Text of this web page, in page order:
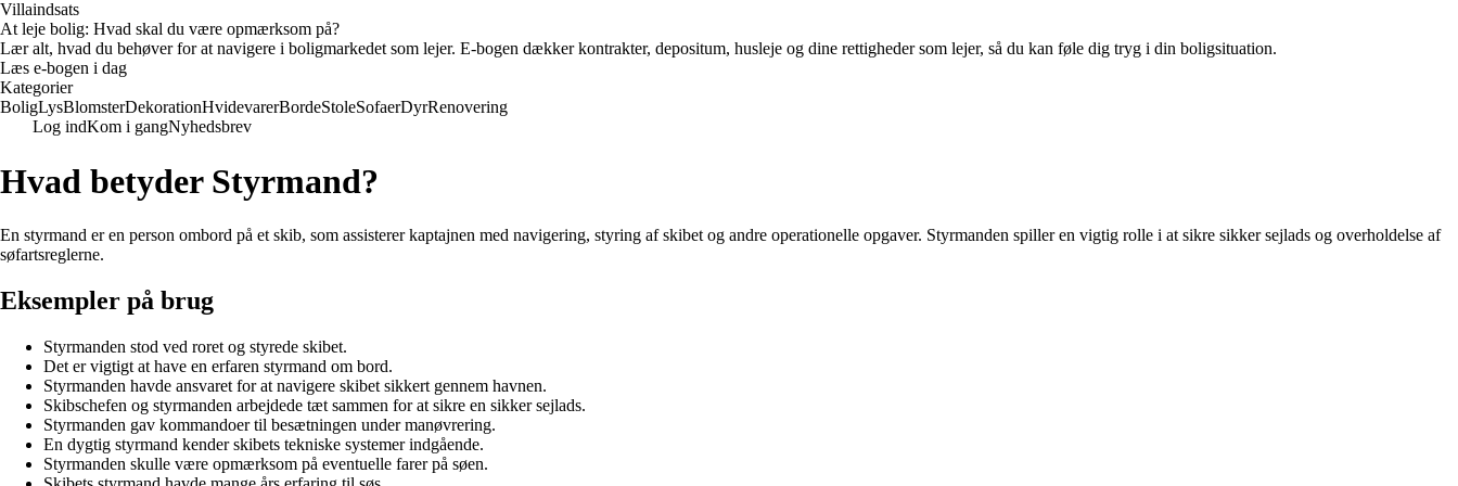
Villaindsats
At leje bolig: Hvad skal du være opmærksom på?
Lær alt, hvad du behøver for at navigere i boligmarkedet som lejer. E-bogen dækker kontrakter, depositum, husleje og dine rettigheder som lejer, så du kan føle dig tryg i din boligsituation.
Læs e-bogen i dag
Kategorier
BoligLysBlomsterDekorationHvidevarerBordeStoleSofaerDyrRenovering
Log indKom i gangNyhedsbrev
Hvad betyder Styrmand?
En styrmand er en person ombord på et skib, som assisterer kaptajnen med navigering, styring af skibet og andre operationelle opgaver. Styrmanden spiller en vigtig rolle i at sikre sikker sejlads og overholdelse af
søfartsreglerne.
Eksempler på brug
Styrmanden stod ved roret og styrede skibet.
Det er vigtigt at have en erfaren styrmand om bord.
Styrmanden havde ansvaret for at navigere skibet sikkert gennem havnen.
Skibschefen og styrmanden arbejdede tæt sammen for at sikre en sikker sejlads.
Styrmanden gav kommandoer til besætningen under manøvrering.
En dygtig styrmand kender skibets tekniske systemer indgående.
Styrmanden skulle være opmærksom på eventuelle farer på søen.